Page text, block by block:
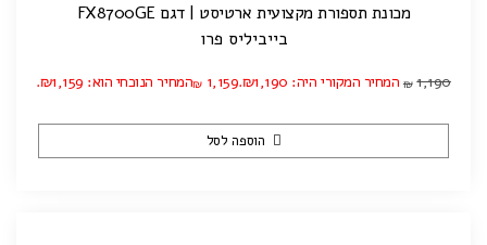
מכונת תספורת מקצועית ארטיסט | דגם FX8700GE
בייביליס פרו
₪ 1,190 המחיר המקורי היה: ₪1,190. ₪ 1,159 המחיר הנוכחי הוא: ₪1,159.
הוספה לסל